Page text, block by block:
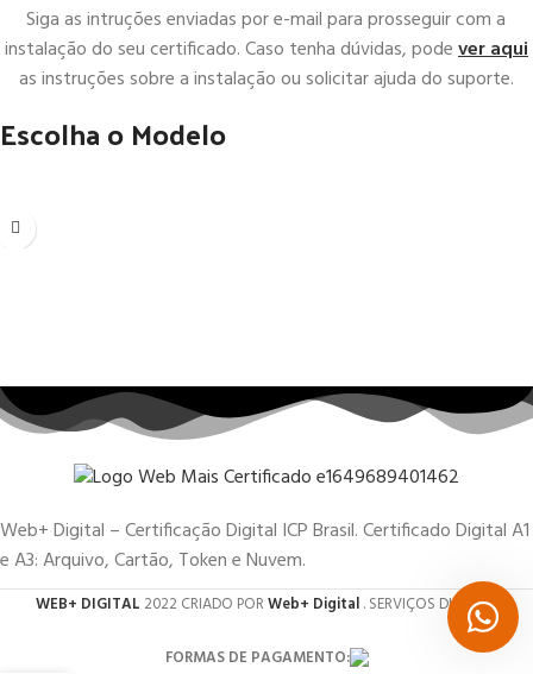
Siga as intruções enviadas por e-mail para prosseguir com a
instalação do seu certificado. Caso tenha dúvidas, podever aqui
as instruções sobre a instalação ou solicitar ajuda do suporte.
Escolha o Modelo
Web+ Digital – Certificação Digital ICP Brasil. Certificado Digital A1
e A3: Arquivo, Cartão, Token e Nuvem.
WEB+ DIGITAL 2022 CRIADO PORWeb+ Digital. SERVIÇOS DIGITAIS.
FORMAS DE PAGAMENTO: